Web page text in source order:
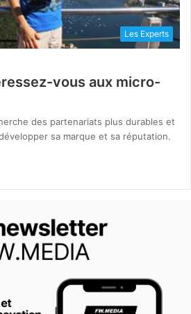
Les Experts
vous aux micro-
des partenariats plus durables et
sa marque et sa réputation.